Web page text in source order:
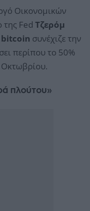
Οικονομικών
της Fed Τζερόμ
bitcoin συνέχιζε την
περίπου το 50%
Οκτωβρίου.
πλούτου»